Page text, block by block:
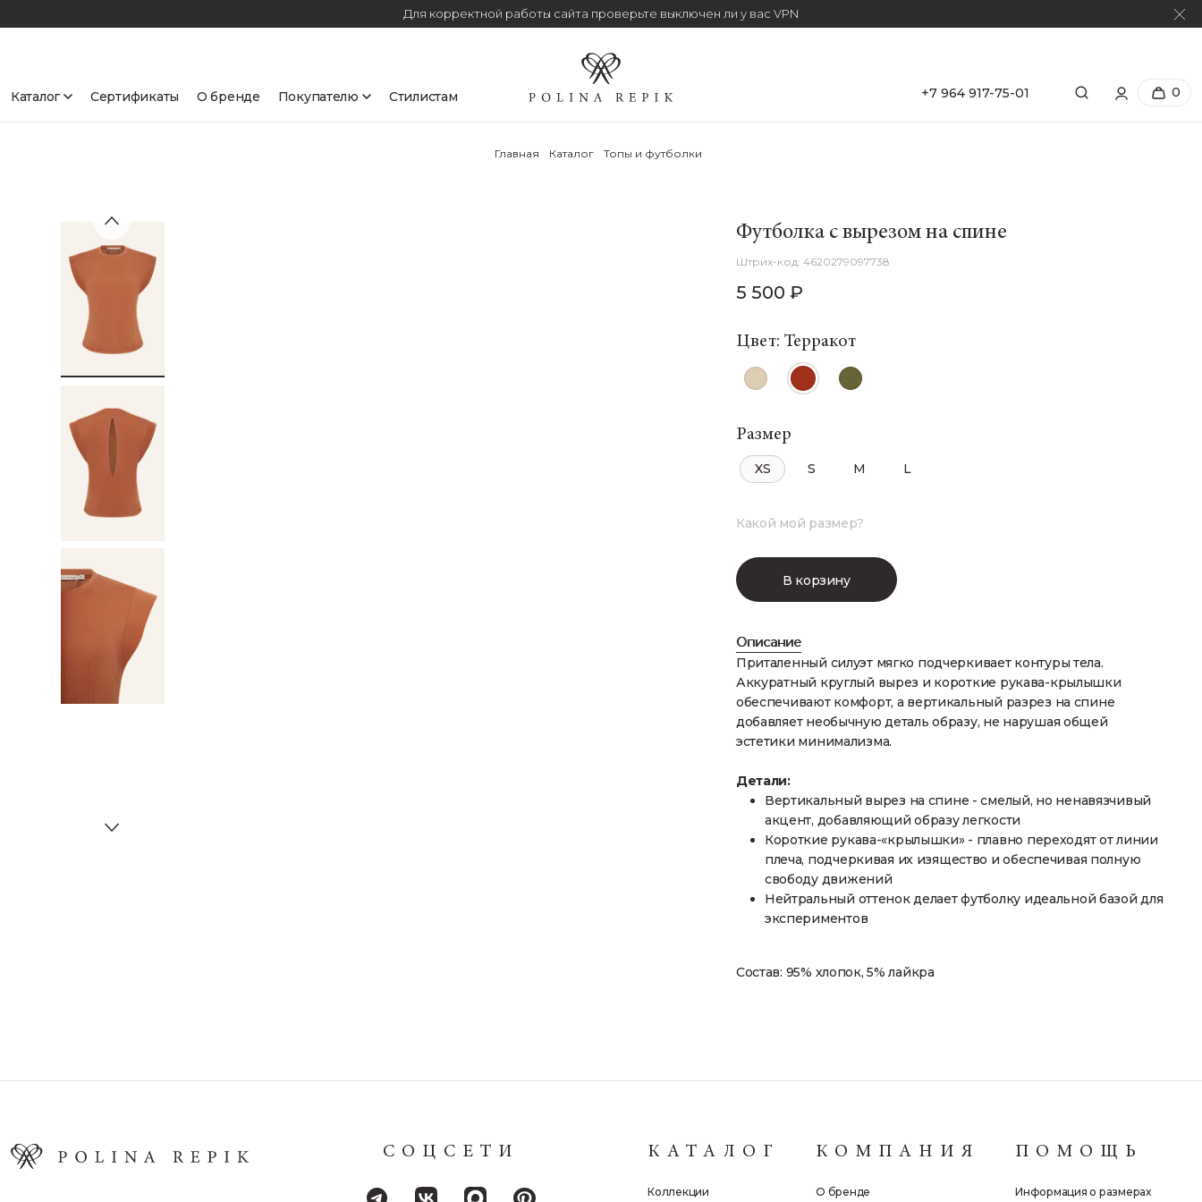
Для корректной работы сайта проверьте выключен ли у вас VPN
Каталог Сертификаты О бренде Покупателю Стилистам +7 964 917-75-01 0
Главная Каталог Топы и футболки
Футболка с вырезом на спине
4620279097738
5 500 ₽
Цвет: Терракот
Размер
XS S M L
Какой мой размер?
В корзину
Описание
Приталенный силуэт мягко подчеркивает контуры тела.
Аккуратный круглый вырез и короткие рукава-крылышки
обеспечивают комфорт, а вертикальный разрез на спине
добавляет необычную деталь образу, не нарушая общей
эстетики минимализма.
Детали:
Вертикальный вырез на спине - смелый, но ненавязчивый
акцент, добавляющий образу легкости
Короткие рукава-«крылышки» - плавно переходят от линии
плеча, подчеркивая их изящество и обеспечивая полную
свободу движений
Нейтральный оттенок делает футболку идеальной базой для
экспериментов
Состав: 95% хлопок, 5% лайкра
СОЦСЕТИ КАТАЛОГ
Коллекции
КОМПАНИЯ
О бренде
ПОМОЩЬ
Информация о размерах